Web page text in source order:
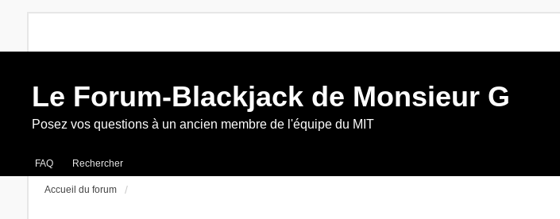
Le Forum-Blackjack de Monsieur G
Posez vos questions à un ancien membre de l'équipe du MIT
FAQ Rechercher
Accueil du forum